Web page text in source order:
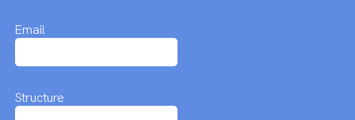
Email
Structure